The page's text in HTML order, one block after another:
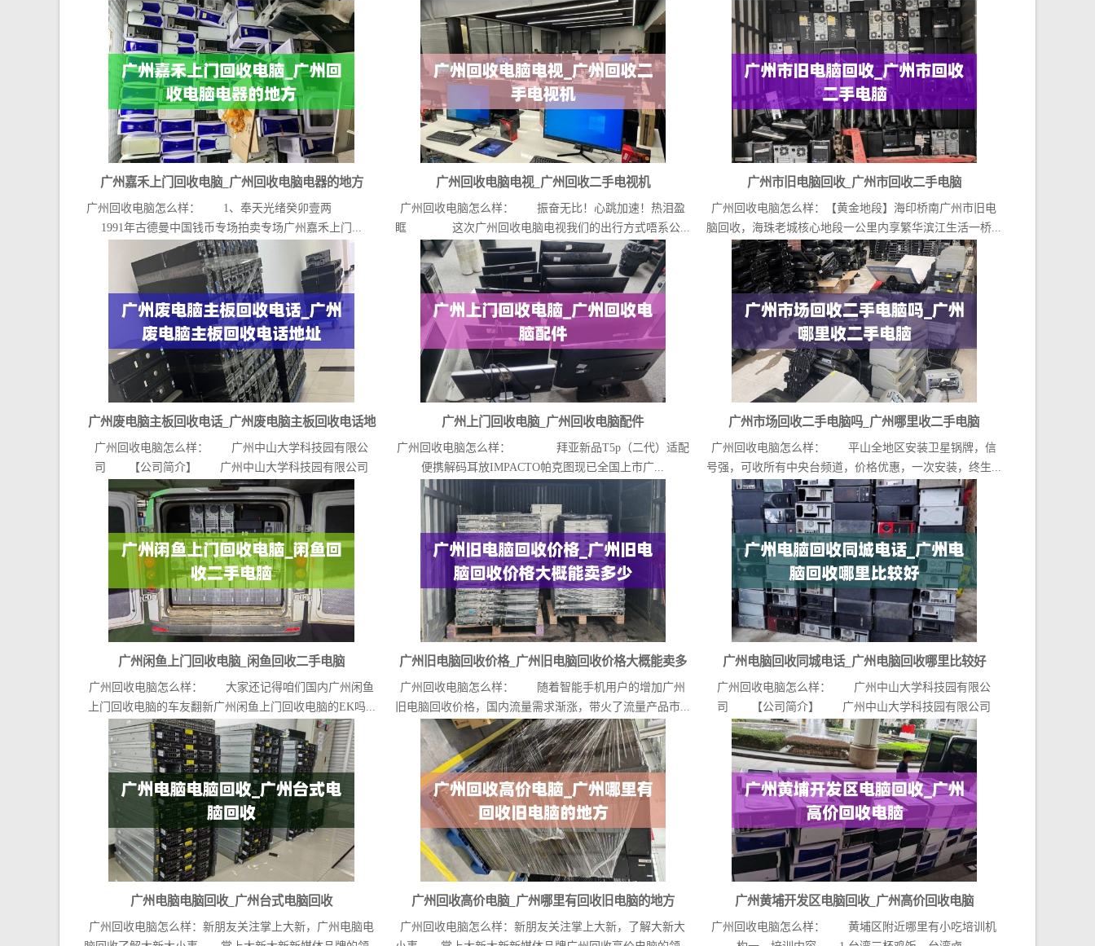
广州嘉禾上门回收电脑_广州回收电脑电器的地方
广州回收电脑怎么样： 1、奉天光绪癸卯壹两
1991年古德曼中国钱币专场拍卖专场广州嘉禾上门...
广州回收电脑电视_广州回收二手电视机
广州回收电脑怎么样： 振奋无比！心跳加速！热泪盈
眶 这次广州回收电脑电视我们的出行方式唔系公...
广州市旧电脑回收_广州市回收二手电脑
广州回收电脑怎么样：【黄金地段】海印桥南广州市旧电
脑回收，海珠老城核心地段一公里内享繁华滨江生活一桥...
广州废电脑主板回收电话_广州废电脑主板回收电话地
址
广州回收电脑怎么样： 广州中山大学科技园有限公
司 【公司简介】 广州中山大学科技园有限公司
（官...
广州上门回收电脑_广州回收电脑配件
广州回收电脑怎么样： 拜亚新品T5p（二代）适配
便携解码耳放IMPACTO帕克图现已全国上市广...
广州市场回收二手电脑吗_广州哪里收二手电脑
广州回收电脑怎么样： 平山全地区安装卫星锅牌，信
号强，可收所有中央台频道，价格优惠，一次安装，终生...
广州闲鱼上门回收电脑_闲鱼回收二手电脑
广州回收电脑怎么样： 大家还记得咱们国内广州闲鱼
上门回收电脑的车友翻新广州闲鱼上门回收电脑的EK吗...
广州旧电脑回收价格_广州旧电脑回收价格大概能卖多
少
广州回收电脑怎么样： 随着智能手机用户的增加广州
旧电脑回收价格，国内流量需求渐涨，带火了流量产品市...
广州电脑回收同城电话_广州电脑回收哪里比较好
广州回收电脑怎么样： 广州中山大学科技园有限公
司 【公司简介】 广州中山大学科技园有限公司
（官...
广州电脑电脑回收_广州台式电脑回收
广州回收电脑怎么样：新朋友关注掌上大新，广州电脑电
广州回收高价电脑_广州哪里有回收旧电脑的地方
广州回收电脑怎么样：新朋友关注掌上大新，了解大新大
广州黄埔开发区电脑回收_广州高价回收电脑
广州回收电脑怎么样： 黄埔区附近哪里有小吃培训机